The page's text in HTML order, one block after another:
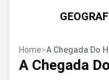
Home>A Chegada Do
A Chegada